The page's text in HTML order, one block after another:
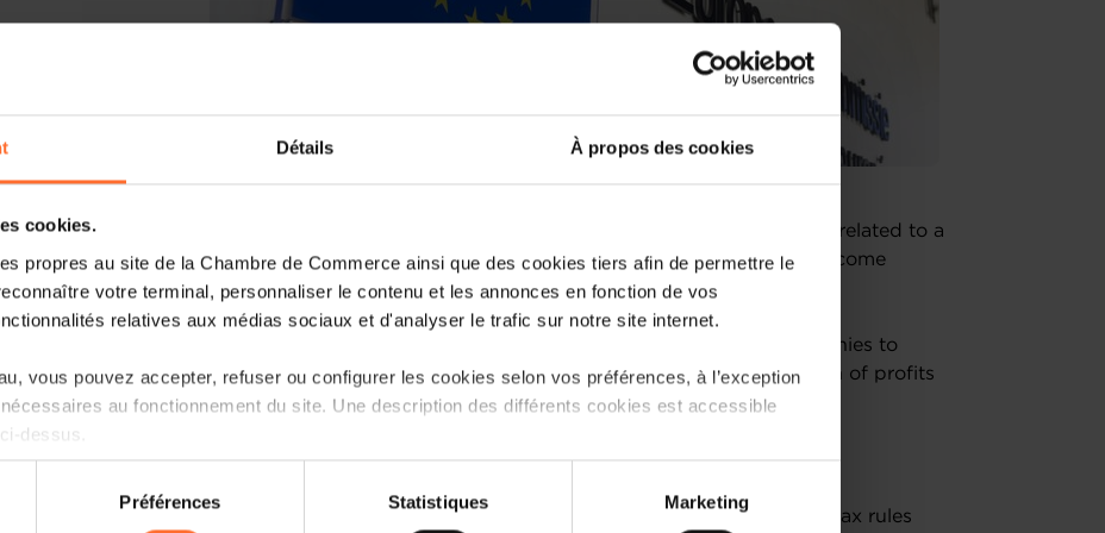
Détails À propos des cookies
cookies.
propres au site de la Chambre de Commerce ainsi que des cookies tiers afin de permettre le
votre terminal, personnaliser le contenu et les annonces en fonction de vos
relatives aux médias sociaux et d'analyser le trafic sur notre site internet.
vous pouvez accepter, refuser ou configurer les cookies selon vos préférences, à l’exception
au fonctionnement du site. Une description des différents cookies est accessible
dessus.
sur le site et certaines fonctionnalités (ex : lecture de vidéos, partage sur les réseaux
préférences de lecture vidéo, personnalisation de l’affichage du site) peuvent être affectées en
Préférences Statistiques Marketing
The European Commission has recently launched a call for evidence related to a
new legislative initiative called Business in Europe: Framework for Income
Taxation (“BEFIT ”).
This initiative aims to introduce a common set of rules for EU companies to
calculate their taxable base while ensuring a more effective allocation of profits
between EU countries.
BEFIT’s key objectives are:
to increase businesses’ resilience by reducing the complexity of tax rules